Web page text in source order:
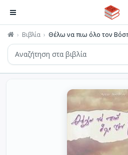
Βιβλία Θέλω να πιω όλο τον